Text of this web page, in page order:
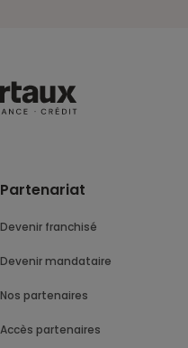
Partenariat
Devenir franchisé
Devenir mandataire
Nos partenaires
Accès partenaires